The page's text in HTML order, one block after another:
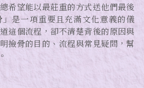
希望能以最莊重的方式送他們最後
是一項重要且充滿文化意義的儀
這個流程，卻不清楚背後的原因與
撿骨的目的、流程與常見疑問，幫